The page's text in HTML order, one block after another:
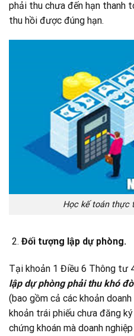
phải thu chưa đến hạn thanh
thu hồi được đúng hạn.
Học kế toán thực
Đối tượng lập dự phòng.
Tại khoản 1 Điều 6 Thông tư
lập dự phòng phải thu khó
(bao gồm cả các khoản
khoản trái phiếu chưa đăng
chứng khoán mà doanh